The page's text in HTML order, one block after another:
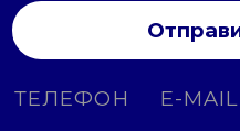
ТЕЛЕФОН E-MAIL